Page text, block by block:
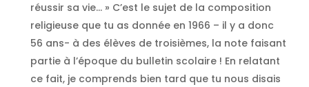
réussir sa vie... » C’est le sujet de la composition
religieuse que tu as donnée en 1966 – il y a donc
56 ans- à des élèves de troisièmes, la note faisant
partie à l’époque du bulletin scolaire ! En relatant
ce fait, je comprends bien tard que tu nous disais